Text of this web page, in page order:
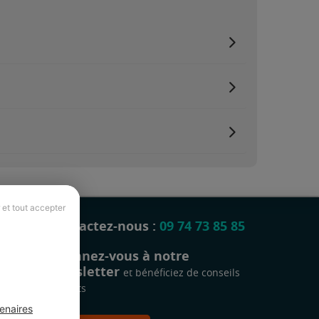
et tout accepter
Contactez-nous : 09 74 73 85 85
Abonnez-vous à notre
newsletter et bénéficiez de conseils
gratuits